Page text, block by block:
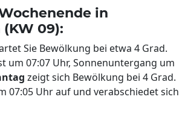
in
09):
Sie Bewölkung bei etwa 4 Grad.
um 07:07 Uhr, Sonnenuntergang um
zeigt sich Bewölkung bei 4 Grad.
07:05 Uhr auf und verabschiedet sich